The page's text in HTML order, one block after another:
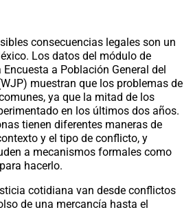
consecuencias legales son un
Los datos del módulo de
a Población General del
muestran que los problemas de
ya que la mitad de los
en los últimos dos años.
tienen diferentes maneras de
y el tipo de conflicto, y
a mecanismos formales como
hacerlo.
cotidiana van desde conflictos
de una mercancía hasta el